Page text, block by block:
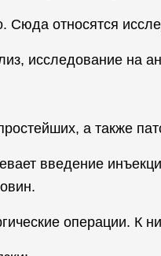
Сюда относятся
исследование на
а также
введение
операции. К